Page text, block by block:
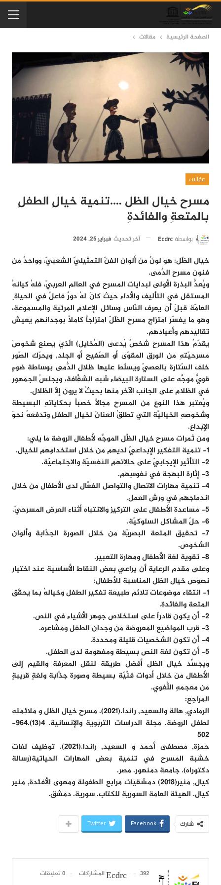
الصفحة الرئيسية مقالات
مقالات
مسرح خيال الظل ….تنمية خيالِ الطفلِ
بالمتعةِ والفائدةِ
بواسطة Ecdrc آخر تحديث فبراير 25, 2024
خيال الظّل: هو لونٌ من ألوان الفنّ التمثيليّ الشعبيّ، وواحدٌ من
فنون مسرح الدٌمى.
ويُعدُّ البذرة الأولى لبدايات المسرح في العالم العربيّ، فلهُ كيانهُ
المستقل في التأليف والأداء حيث كانَ لهُ دورٌ فاعلٌ في الحياة ِ
العامّة قبلَ أن يعرف النّاس وسائل الإعلام المرئية والمسموعة،
وهو ما يفسّر امتزاج مسرح الظّلّ امتزاجاً كاملاً بوجدانهم يعيش
تقاليدهم وأعيادهم.
يقدّمُ هذا المسرح شخصٌ يُدعى (المُخايل) الّذي يصنع شخوصَ
مسرحيّتهِ من الورق المقوّى أو الصّفيح أو الجلد, ويحرّك الصّور
خلف السّتارة بالعصيّ ويسلّط عليها ظلال الدُّمى بوساطة ضوءٍ
قويٍّ موجَّه على الستارة البيضاء شبه الشفَّافة، ويجلسُ الجمهور
في الظلام على الجانب الآخر منها بحيثُ لا يرون إلّا الظلال.
ويُعتبر هذا النوع من المسرح مجالاً خصباً بحكاياتهِ البسيطة
وشخوصهِ الخياليَّة التي تطلقُ العنانَ لخيالِ الطفلِ وتدفعهُ نحوَ
الإبداع.
ومن ثمرات مسرح خيال الظِّل الموجَّه لأطفال الروضة ما يلي:
1- تنمية التفكير الإبداعيّ لديهم من خلال استخدامِهم للخيال.
2- التأثير الإيجابيّ على حالاتهم النفسيّة والاجتماعيّة.
3- إثارة البهجة في نفوسِهم.
4- تنمية مهارات الاتصال والتواصل الفعَّال لدى الأطفال من خلال
اندماجهم في ورش العمل.
5- مساعدة الأطفال على التركيز والانتباه أثناء العرض المسرحيّ.
6- حلّ المشاكل السلوكيّة.
7- تحقيق المتعة البصريّة من خلال الصورة الجذّابة وألوان
الشخوص.
8- تقوية لغة الأطفال ومهارة التعبير.
وعلى مقدم الرعاية أن يراعي بعض النقاط الأساسية عند اختيار
نصوص خيال الظل المناسبة للأطفال:
1- انتقاء موضوعات تلائم طبيعة تفكير الطفل وخيالهُ بما يحقّق
المتعة والفائدة.
2- أن يكون قادراً على استخلاص جوهر الأشياء في النص.
3- قرب المواضيع المعروضة من وجدان الطفل ومشاعره.
4- أن تكون الشخصيات قليلة ومحددة.
5- أن تكون لغة النص بسيطة ومفهومة لدى الطفل.
ويجسِّد خيال الظل أفضل طريقة لنقل المعرفة والقيم إلى
الأطفال من خلال أدوات فنِّيّة بسيطة وصورة جذَّابة ولغةٍ قريبةٍ
من معجمهِ اللُّغوي.
المراجع:
الرمادي, هالة والسعيد, راندا.(2021). مسرح خيال الظل و ملائمته
لطفل الروضة. مجلة الدراسات التربوية والإنسانية. 4(13).964-
502
حمزة, مصطفى أحمد و السعيد, راندا.(2021). توظيف لغات
خشبة المسرح في تنمية بعض المهارات الحياتية(رسالة
دكتوراه). جامعة دمنهور. مصر.
كيال, منير(2018) دمشقيات مرابع الطفولة ومهوى الأفئدة, منير
كيال. الهيئة العامة السورية للكتاب. سورية. دمشق.
شارك Facebook
Twitter
Ecdrc 392 المشاركات 0 تعليقات